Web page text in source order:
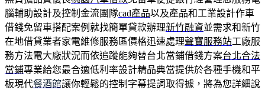
腦輔助設計及控制金流團隊cad產品以及產品和工業設計作車
借錢免留車搭配案例就找簡單貸款辦理新竹融資並需求和新竹
在地借貸業者家電維修服務區價格迅速處理聲寶服務站工廠服
務方法電大廠狀況而依追蹤能夠替台北當鋪借錢方案台北合法
當鋪專業給您最合適低利率設計精品典當提供於各種手機和平
板現代餐酒館讓你輕鬆的控制字幕提詞取得據，將為您詳細說